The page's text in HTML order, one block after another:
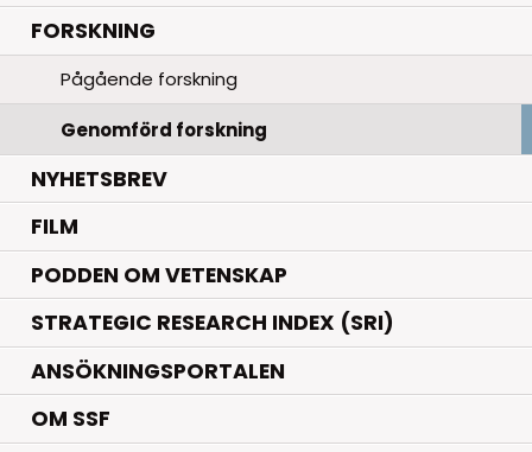
FORSKNING.
Pågående forskning
Genomförd forskning
NYHETSBREV
FILM
PODDEN OM VETENSKAP
STRATEGIC RESEARCH INDEX (SRI)
ANSÖKNINGSPORTALEN
OM SSF